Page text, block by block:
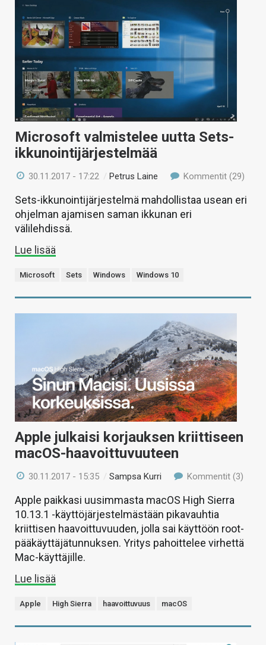
Microsoft valmistelee uutta Sets-
ikkunointijärjestelmää
30.11.2017 - 17:22 /Petrus Laine Kommentit (29)
Sets-ikkunointijärjestelmä mahdollistaa usean eri
ohjelman ajamisen saman ikkunan eri
välilehdissä.
Lue lisää
Microsoft Sets Windows Windows 10
Apple julkaisi korjauksen kriittiseen
macOS-haavoittuvuuteen
30.11.2017 - 15:35 /Sampsa Kurri Kommentit (3)
Apple paikkasi uusimmasta macOS High Sierra
10.13.1 -käyttöjärjestelmästään pikavauhtia
kriittisen haavoittuvuuden, jolla sai käyttöön root-
pääkäyttäjätunnuksen. Yritys pahoittelee virhettä
Mac-käyttäjille.
Lue lisää
Apple High Sierra haavoittuvuus macOS